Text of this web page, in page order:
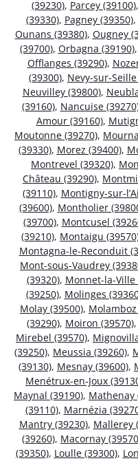
(39230), Parcey (39100),
(39330), Pagney (39350),
Ounans (39380), Ougney
(39700), Orbagna (39190),
Offlanges (39290),
(39300), Nevy-sur-Seille
Neuvilley (39800),
(39160), Nancuise
Amour (39160),
Moutonne (39270),
(39330), Morez (39400),
Montrevel (39320),
Château (39290),
(39110), Montigny-sur-
(39600), Montholier
(39700), Montcusel
(39210), Montaigu
Montagna-le-Reconduit
Mont-sous-Vaudrey
(39320), Monnet-la-Ville
(39250), Molinges
Molay (39500),
(39290), Moiron (39570),
Mirebel (39570),
(39250), Meussia (39260),
(39130), Mesnay (39600),
Menétrux-en-Joux
Maynal (39190), Mathenay
(39110), Marnézia
Mantry (39230), Mallerey
(39260), Macornay
(39350), Loulle (39300),